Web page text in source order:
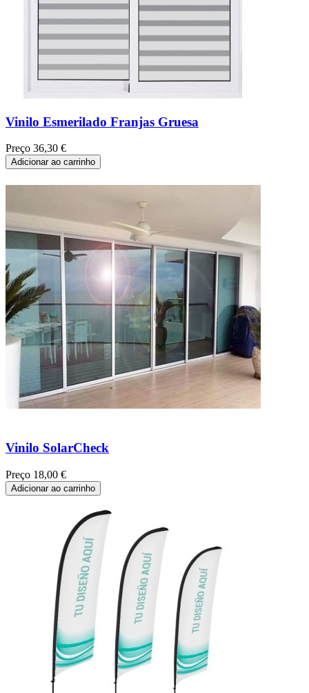
Vinilo Esmerilado Franjas Gruesa
Preço 36,30 €
Adicionar ao carrinho
Vinilo SolarCheck
Preço 18,00 €
Adicionar ao carrinho